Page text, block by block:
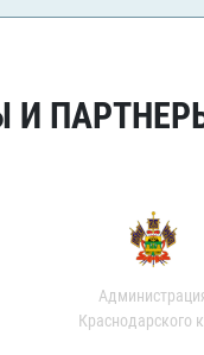
Краснодарского